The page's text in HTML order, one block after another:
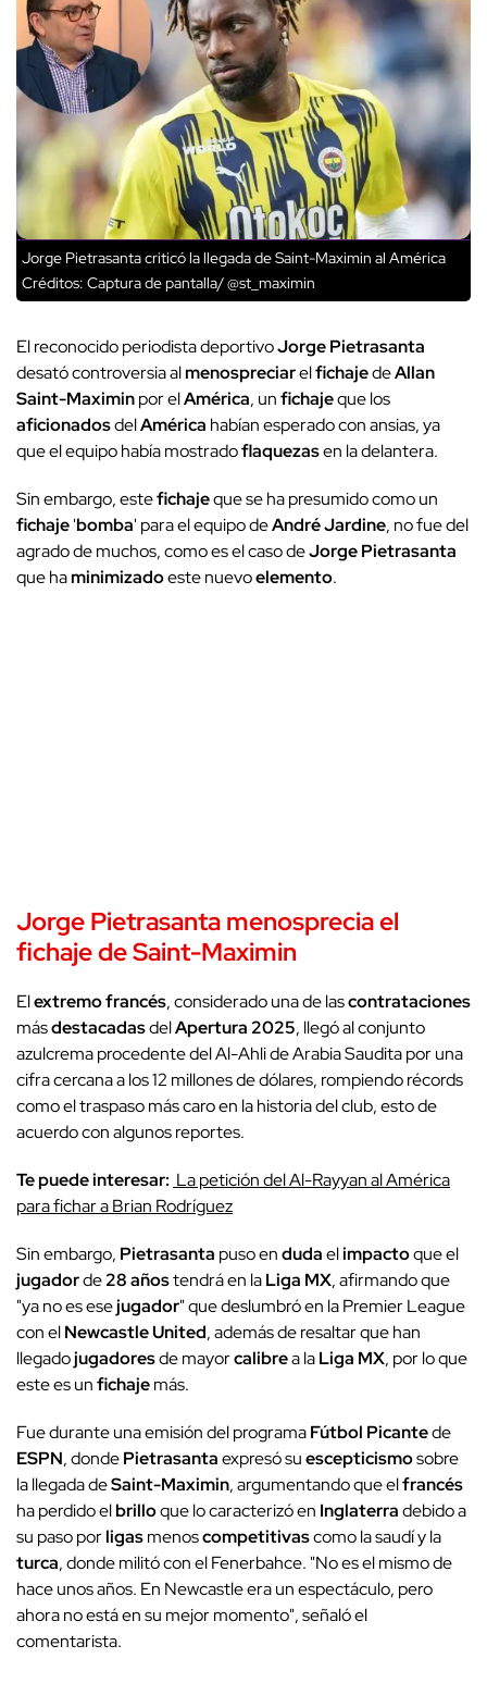
Jorge Pietrasanta criticó la llegada de Saint-Maximin al América
Créditos: Captura de pantalla/ @st_maximin
El reconocido periodista deportivoJorge Pietrasanta
desató controversia almenospreciarelfichajedeAllan
Saint-Maximinpor elAmérica, unfichajeque los
aficionadosdelAmérica habían esperado con ansias, ya
que el equipo había mostradoflaquezasen la delantera.
Sin embargo, estefichajeque se ha presumido como un
fichaje'bomba' para el equipo deAndré Jardine, no fue del
agrado de muchos, como es el caso deJorge Pietrasanta
que haminimizadoeste nuevoelemento.
Jorge Pietrasantamenospreciael
fichajedeSaint-Maximin
Elextremo francés, considerado una de lascontrataciones
másdestacadasdelApertura 2025, llegó al conjunto
azulcrema procedente del Al-Ahli de Arabia Saudita por una
cifra cercana a los 12 millones de dólares, rompiendo récords
como el traspaso más caro en la historia del club, esto de
acuerdo con algunos reportes.
Te puede interesar: La petición del Al-Rayyan al América
para fichar a Brian Rodríguez
Sin embargo, Pietrasanta puso endudaelimpactoque el
jugadorde28 añostendrá en laLiga MX, afirmando que
"ya no es esejugador" que deslumbró en la Premier League
con elNewcastle United, además de resaltar que han
llegadojugadoresde mayorcalibrea laLiga MX, por lo que
este es unfichajemás.
Fue durante una emisión del programaFútbol Picantede
ESPN, dondePietrasantaexpresó suescepticismosobre
la llegada deSaint-Maximin, argumentando que elfrancés
ha perdido elbrilloque lo caracterizó en Inglaterradebido a
su paso porligasmenoscompetitivascomo la saudí y la
turca, donde militó con el Fenerbahce. "No es el mismo de
hace unos años. En Newcastle era un espectáculo, pero
ahora no está en su mejor momento", señaló el
comentarista.